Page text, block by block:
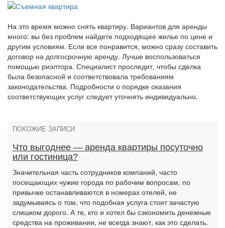
На это время можно снять квартиру. Вариантов для аренды
много: вы без проблем найдете подходящее жилье по цене и
другим условиям. Если все понравится, можно сразу составить
договор на долгосрочную аренду. Лучше воспользоваться
помощью риэлтора. Специалист проследит, чтобы сделка
была безопасной и соответствовала требованиям
законодательства. Подробности о порядке оказания
соответствующих услуг следует уточнять индивидуально.
ПОХОЖИЕ ЗАПИСИ
Что выгоднее — аренда квартиры посуточно
или гостиница?
Значительная часть сотрудников компаний, часто
посещающих чужие города по рабочим вопросам, по
привычке останавливаются в номерах отелей, не
задумываясь о том, что подобная услуга стоит зачастую
слишком дорого. А те, кто и хотел бы сэкономить денежные
средства на проживании, не всегда знают, как это сделать.